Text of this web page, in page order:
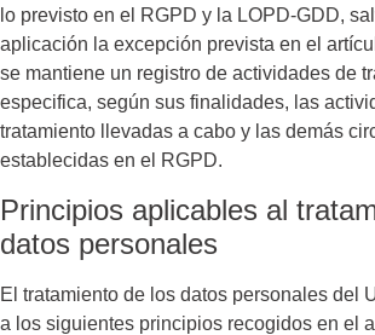
lo previsto en el RGPD y la LOPD-GDD,
aplicación la excepción prevista en el
se mantiene un registro de actividades de
especifica, según sus finalidades, las
tratamiento llevadas a cabo y las demás
establecidas en el RGPD.
Principios aplicables al
datos personales
El tratamiento de los datos personales del
a los siguientes principios recogidos en el